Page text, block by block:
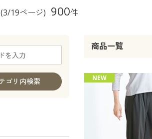
レディースファッション
(3/19ページ) 900件
商品一覧
NEW